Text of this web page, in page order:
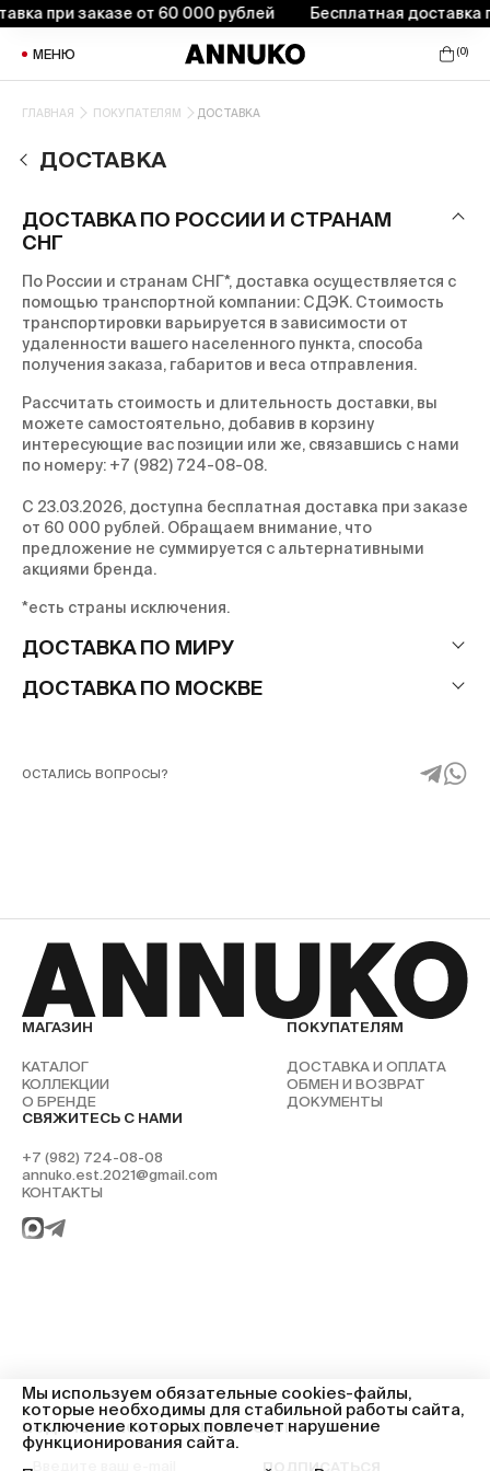
при заказе от 60 000 рублей Бесплатная доставка
МЕНЮ (0)
ГЛАВНАЯ ПОКУПАТЕЛЯМ ДОСТАВКА
ДОСТАВКА
ДОСТАВКА ПО РОССИИ И СТРАНАМ
СНГ
По России и странам СНГ*, доставка осуществляется с
помощью транспортной компании: СДЭК. Стоимость
транспортировки варьируется в зависимости от
удаленности вашего населенного пункта, способа
получения заказа, габаритов и веса отправления.
Рассчитать стоимость и длительность доставки, вы
можете самостоятельно, добавив в корзину
интересующие вас позиции или же, связавшись с нами
по номеру: +7 (982) 724-08-08.
С 23.03.2026, доступна бесплатная доставка при заказе
от 60 000 рублей. Обращаем внимание, что
предложение не суммируется с альтернативными
акциями бренда.
*есть страны исключения.
ДОСТАВКА ПО МИРУ
ДОСТАВКА ПО МОСКВЕ
ОСТАЛИСЬ ВОПРОСЫ?
ПОДПИШИТЕСЬ НА НАШУ РАССЫЛКУ
ПОДПИСАТЬСЯ
МАГАЗИН
КАТАЛОГ
КОЛЛЕКЦИИ
О БРЕНДЕ
ПОКУПАТЕЛЯМ
ДОСТАВКА И ОПЛАТА
ОБМЕН И ВОЗВРАТ
ДОКУМЕНТЫ
СВЯЖИТЕСЬ С НАМИ
+7 (982) 724-08-08
annuko.est.2021@gmail.com
КОНТАКТЫ
Мы используем обязательные cookies-файлы,
которые необходимы для стабильной работы сайта,
отключение которых повлечет нарушение
функционирования сайта.